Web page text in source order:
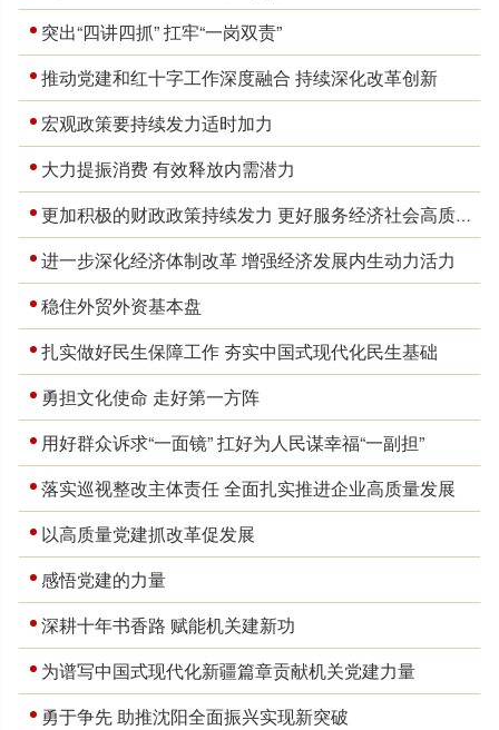
突出“四讲四抓” 扛牢“一岗双责”
推动党建和红十字工作深度融合 持续深化改革创新
宏观政策要持续发力适时加力
大力提振消费 有效释放内需潜力
更加积极的财政政策持续发力 更好服务经济社会高质量发展
进一步深化经济体制改革 增强经济发展内生动力活力
稳住外贸外资基本盘
扎实做好民生保障工作 夯实中国式现代化民生基础
勇担文化使命 走好第一方阵
用好群众诉求“一面镜” 扛好为人民谋幸福“一副担”
落实巡视整改主体责任 全面扎实推进企业高质量发展
以高质量党建抓改革促发展
感悟党建的力量
深耕十年书香路 赋能机关建新功
为谱写中国式现代化新疆篇章贡献机关党建力量
勇于争先 助推沈阳全面振兴实现新突破